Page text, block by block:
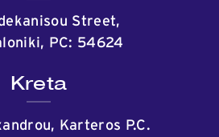
Street,
PC: 54624
Kreta
Karteros P.C.